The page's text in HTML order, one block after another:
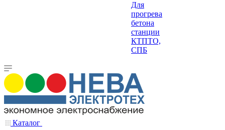
Для
прогрева
бетона
станции
КТПТО,
СПБ
Каталог